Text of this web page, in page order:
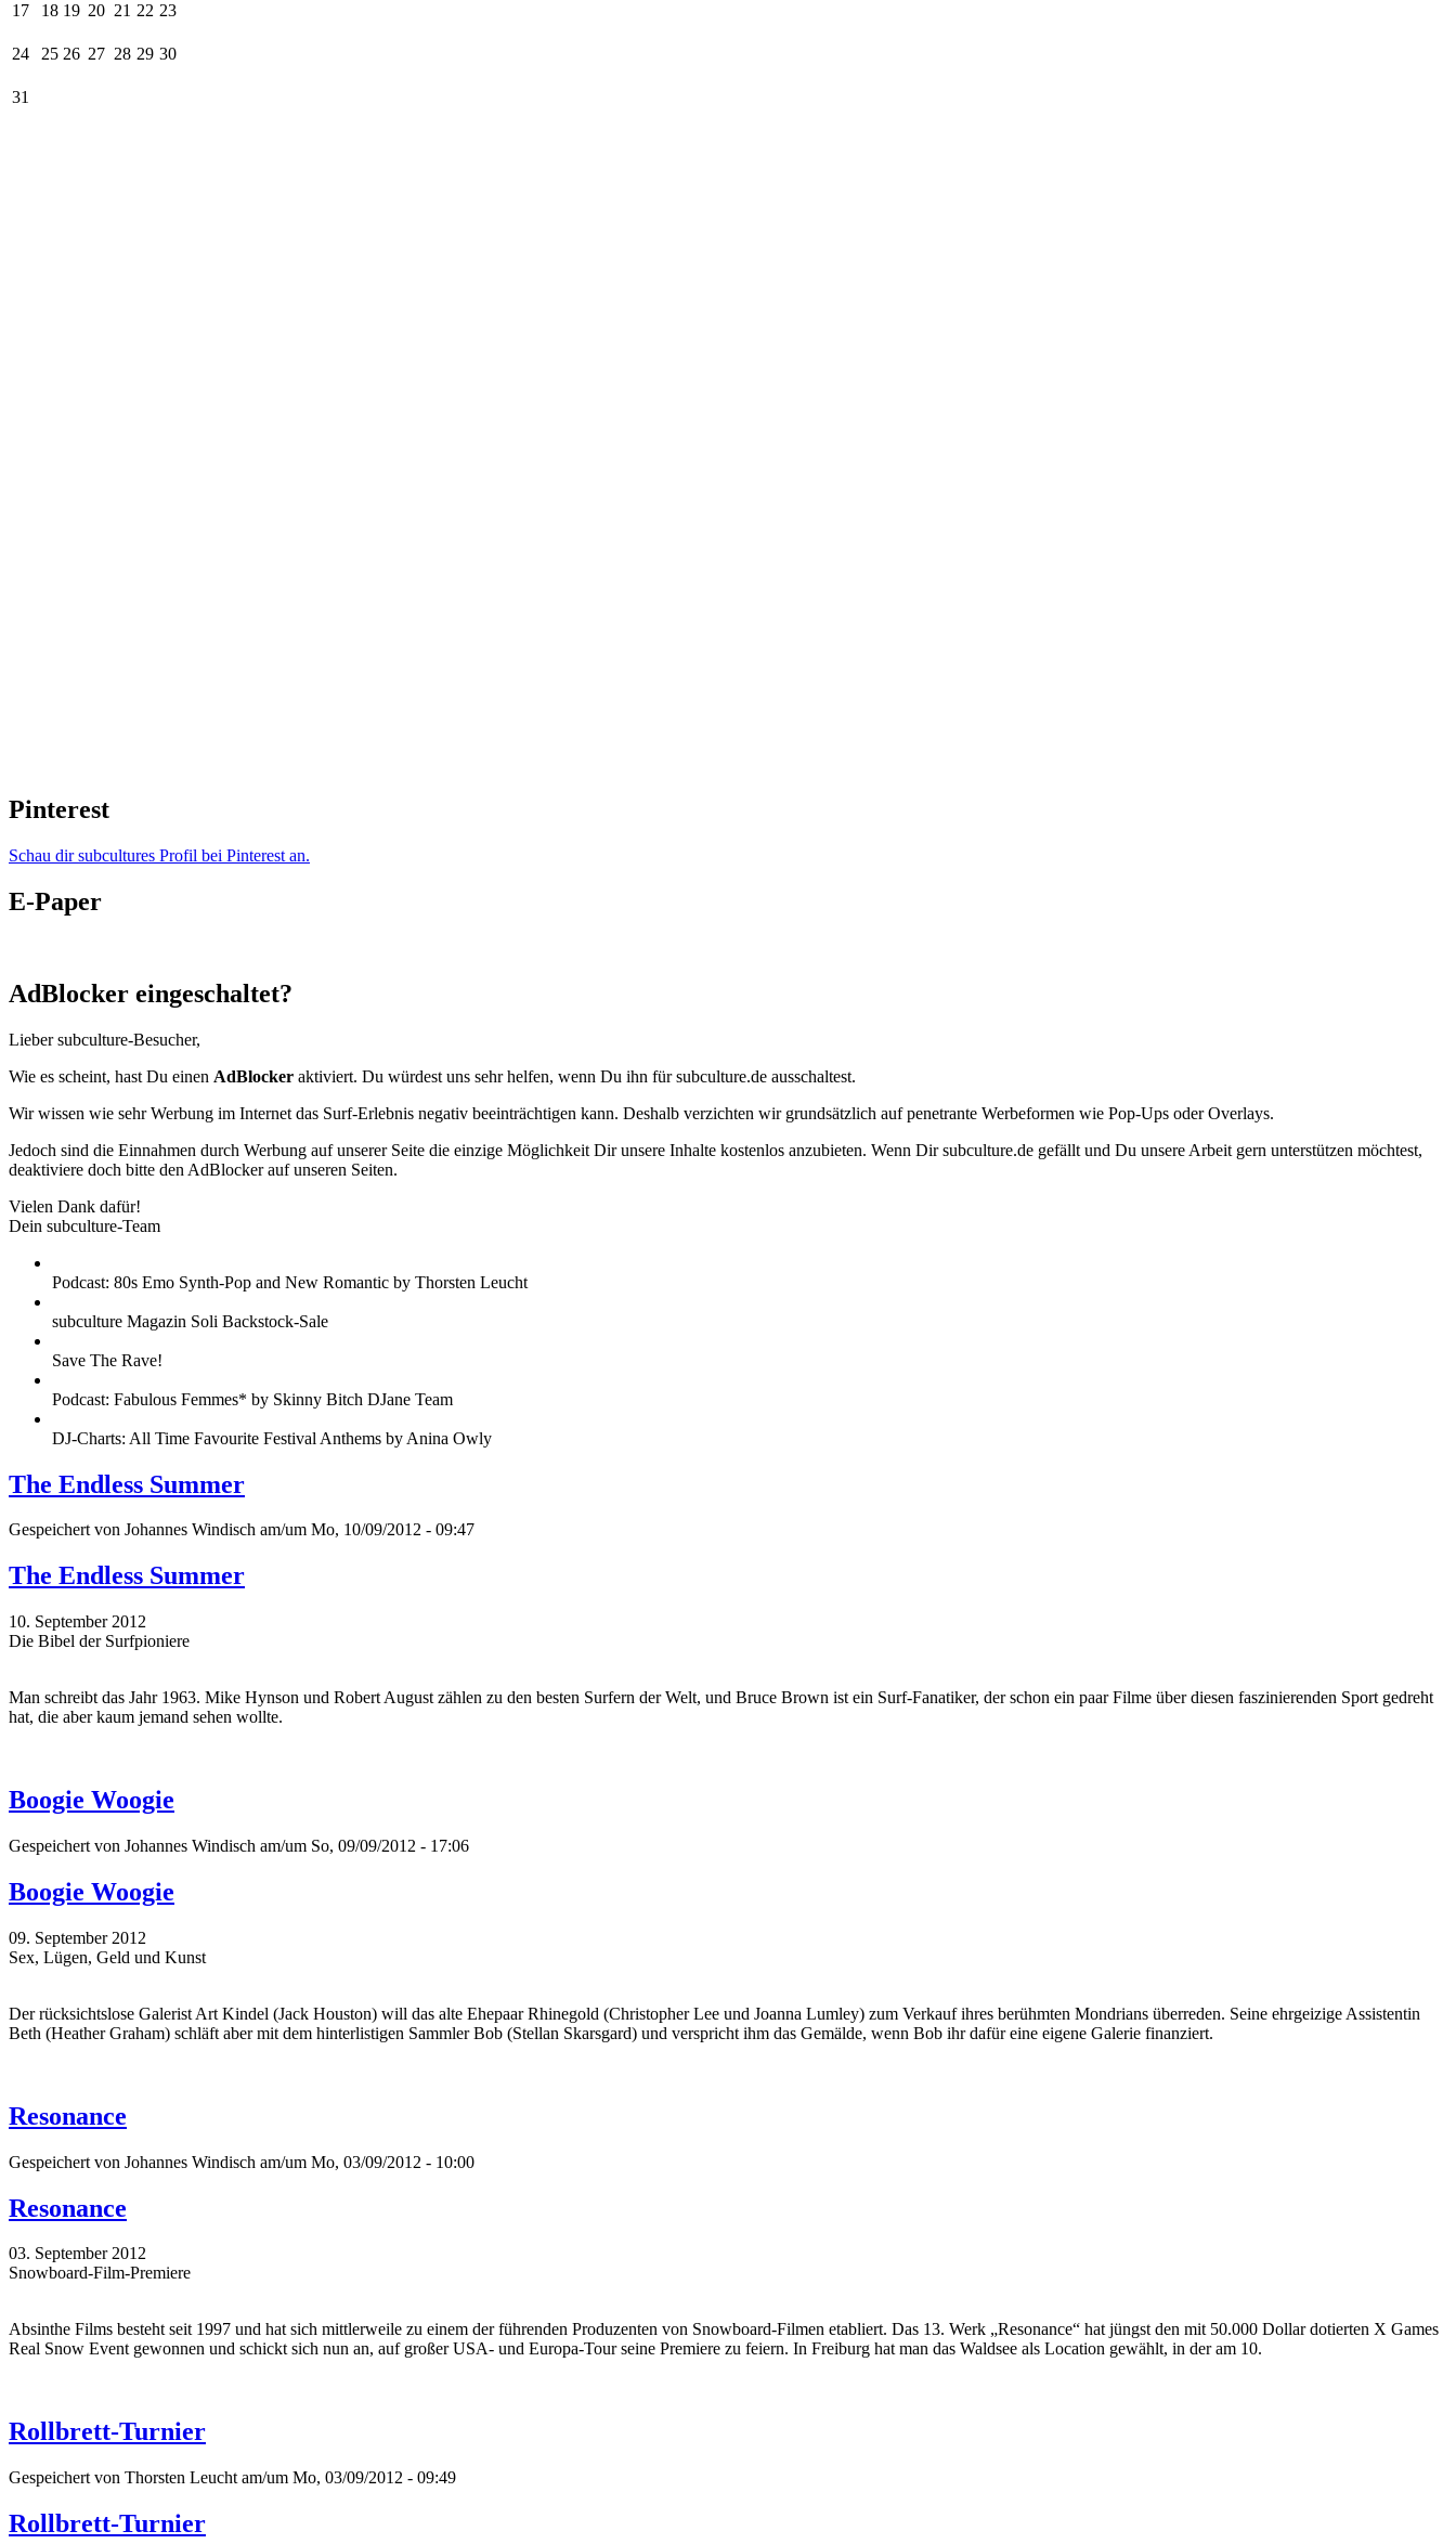
17 18 19 20 21 22 23
24 25 26 27 28 29 30
31
Pinterest
Schau dir subcultures Profil bei Pinterest an.
E-Paper
AdBlocker eingeschaltet?
Lieber subculture-Besucher,
Wie es scheint, hast Du einen AdBlocker aktiviert. Du würdest uns sehr helfen, wenn Du ihn für subculture.de ausschaltest.
Wir wissen wie sehr Werbung im Internet das Surf-Erlebnis negativ beeinträchtigen kann. Deshalb verzichten wir grundsätzlich auf penetrante Werbeformen wie Pop-Ups oder Overlays.
Jedoch sind die Einnahmen durch Werbung auf unserer Seite die einzige Möglichkeit Dir unsere Inhalte kostenlos anzubieten. Wenn Dir subculture.de gefällt und Du unsere Arbeit gern unterstützen möchtest,
deaktiviere doch bitte den AdBlocker auf unseren Seiten.
Vielen Dank dafür!
Dein subculture-Team
Podcast: 80s Emo Synth-Pop and New Romantic by Thorsten Leucht
subculture Magazin Soli Backstock-Sale
Save The Rave!
Podcast: Fabulous Femmes* by Skinny Bitch DJane Team
DJ-Charts: All Time Favourite Festival Anthems by Anina Owly
The Endless Summer
Gespeichert von Johannes Windisch am/um Mo, 10/09/2012 - 09:47
The Endless Summer
10. September 2012
Die Bibel der Surfpioniere
Man schreibt das Jahr 1963. Mike Hynson und Robert August zählen zu den besten Surfern der Welt, und Bruce Brown ist ein Surf-Fanatiker, der schon ein paar Filme über diesen faszinierenden Sport gedreht
hat, die aber kaum jemand sehen wollte.
Boogie Woogie
Gespeichert von Johannes Windisch am/um So, 09/09/2012 - 17:06
Boogie Woogie
09. September 2012
Sex, Lügen, Geld und Kunst
Der rücksichtslose Galerist Art Kindel (Jack Houston) will das alte Ehepaar Rhinegold (Christopher Lee und Joanna Lumley) zum Verkauf ihres berühmten Mondrians überreden. Seine ehrgeizige Assistentin
Beth (Heather Graham) schläft aber mit dem hinterlistigen Sammler Bob (Stellan Skarsgard) und verspricht ihm das Gemälde, wenn Bob ihr dafür eine eigene Galerie finanziert.
Resonance
Gespeichert von Johannes Windisch am/um Mo, 03/09/2012 - 10:00
Resonance
03. September 2012
Snowboard-Film-Premiere
Absinthe Films besteht seit 1997 und hat sich mittlerweile zu einem der führenden Produzenten von Snowboard-Filmen etabliert. Das 13. Werk „Resonance“ hat jüngst den mit 50.000 Dollar dotierten X Games
Real Snow Event gewonnen und schickt sich nun an, auf großer USA- und Europa-Tour seine Premiere zu feiern. In Freiburg hat man das Waldsee als Location gewählt, in der am 10.
Rollbrett-Turnier
Gespeichert von Thorsten Leucht am/um Mo, 03/09/2012 - 09:49
Rollbrett-Turnier